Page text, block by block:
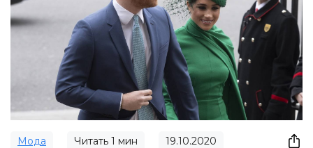
Мода Читать 1 мин 19.10.2020